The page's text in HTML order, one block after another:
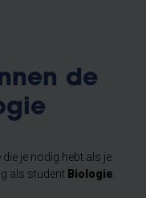
de
je nodig hebt als je
als student Biologie